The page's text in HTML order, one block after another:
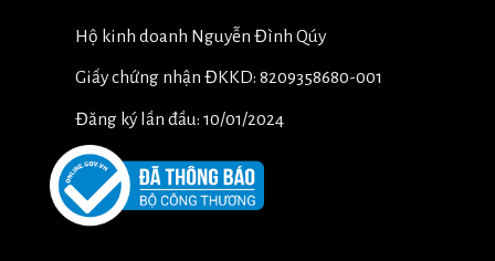
Hộ kinh doanh Nguyễn Đình Qúy
Giấy chứng nhận ĐKKD: 8209358680-001
Đăng ký lần đầu: 10/01/2024